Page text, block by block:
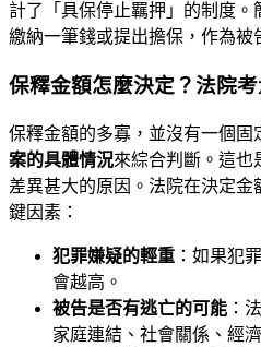
計了「具保停止羈押」的制度
繳納一筆錢或提出擔保，作為被
保釋金額怎麼決定？法院
保釋金額的多寡，並沒有一個
案的具體情況來綜合判斷。這也
差異甚大的原因。法院在決定金
鍵因素：
犯罪嫌疑的輕重 ：如果犯
會越高。
被告是否有逃亡的可能 ：
家庭連結、社會關係、經